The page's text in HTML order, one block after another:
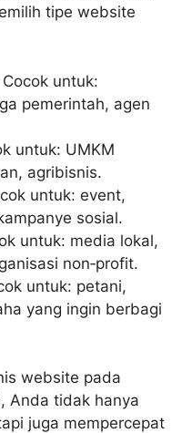
tipe website
Cocok untuk:
pemerintah, agen
untuk: UMKM
agribisnis.
untuk: event,
sosial.
untuk: media lokal,
non‑profit.
untuk: petani,
yang ingin berbagi
website pada
Anda tidak hanya
juga mempercepat